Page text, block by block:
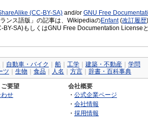
(CC-BY-SA) and/or GNU Free
ンス語版」の記事は、WikipediaのEnfant(改訂履歴
SA)もしくはGNU Free Documentation License
自動車・バイク 船 工学 建築・不動産
学問
ツ 生物 食品 人名 方言 辞書・百科事典
要望
わせ
会社概要
・ 公式企業ページ
・ 会社情報
・ 採用情報